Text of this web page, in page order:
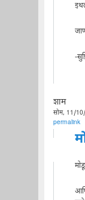
-
शाम
सोम, 11/
permalink